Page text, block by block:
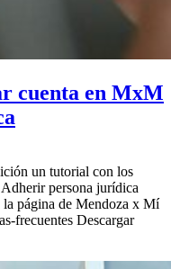
cuenta en MxM
un tutorial con los
persona jurídica
la página de Mendoza x Mí
frecuentes Descargar